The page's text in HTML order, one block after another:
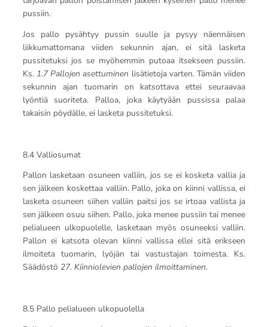
pussiin.
Jos pallo pysähtyy pussin suulle ja pysyy näennäisen
liikkumattomana viiden sekunnin ajan, ei sitä lasketa
pussitetuksi jos se myöhemmin putoaa itsekseen pussiin.
Ks. 1.7 Pallojen asettuminen lisätietoja varten. Tämän viiden
sekunnin ajan tuomarin on katsottava ettei seuraavaa
lyöntiä suoriteta. Palloa, joka käytyään pussissa palaa
takaisin pöydälle, ei lasketa pussitetuksi.
8.4 Valliosumat
Pallon lasketaan osuneen valliin, jos se ei kosketa vallia ja
sen jälkeen koskettaa valliin. Pallo, joka on kiinni vallissa, ei
lasketa osuneen siihen valliin paitsi jos se irtoaa vallista ja
sen jälkeen osuu siihen. Pallo, joka menee pussiin tai menee
pelialueen ulkopuolelle, lasketaan myös osuneeksi valliin.
Pallon ei katsota olevan kiinni vallissa ellei sitä erikseen
ilmoiteta tuomarin, lyöjän tai vastustajan toimesta. Ks.
Säädöstö 27. Kiinniolevien pallojen ilmoittaminen.
8.5 Pallo pelialueen ulkopuolella